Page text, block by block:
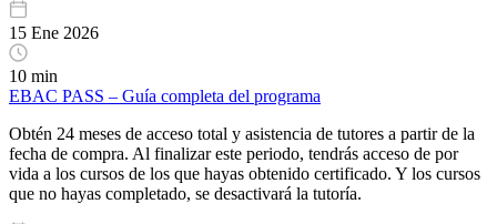
15 Ene 2026
10 min
EBAC PASS – Guía completa del programa
Obtén 24 meses de acceso total y asistencia de tutores a partir de la
fecha de compra. Al finalizar este periodo, tendrás acceso de por
vida a los cursos de los que hayas obtenido certificado. Y los cursos
que no hayas completado, se desactivará la tutoría.